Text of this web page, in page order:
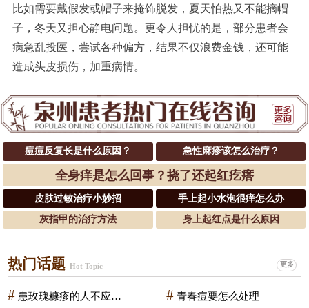
比如需要戴假发或帽子来掩饰脱发，夏天怕热又不能摘帽
子，冬天又担心静电问题。更令人担忧的是，部分患者会
病急乱投医，尝试各种偏方，结果不仅浪费金钱，还可能
造成头皮损伤，加重病情。
痘痘反复长是什么原因？ 急性麻疹该怎么治疗？
全身痒是怎么回事？挠了还起红疙瘩
皮肤过敏治疗小妙招 手上起小水泡很痒怎么办
灰指甲的治疗方法 身上起红点是什么原因
热门话题 Hot Topic 更多
# 患玫瑰糠疹的人不应该吃什么食物 # 青春痘要怎么处理